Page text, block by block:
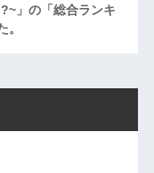
」の「総合ランキ
。